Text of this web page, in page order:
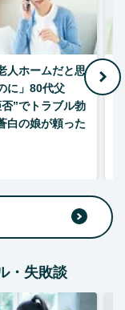
人ホームだと思
に」80代父
”でトラブル勃
白の娘が頼った
・失敗談